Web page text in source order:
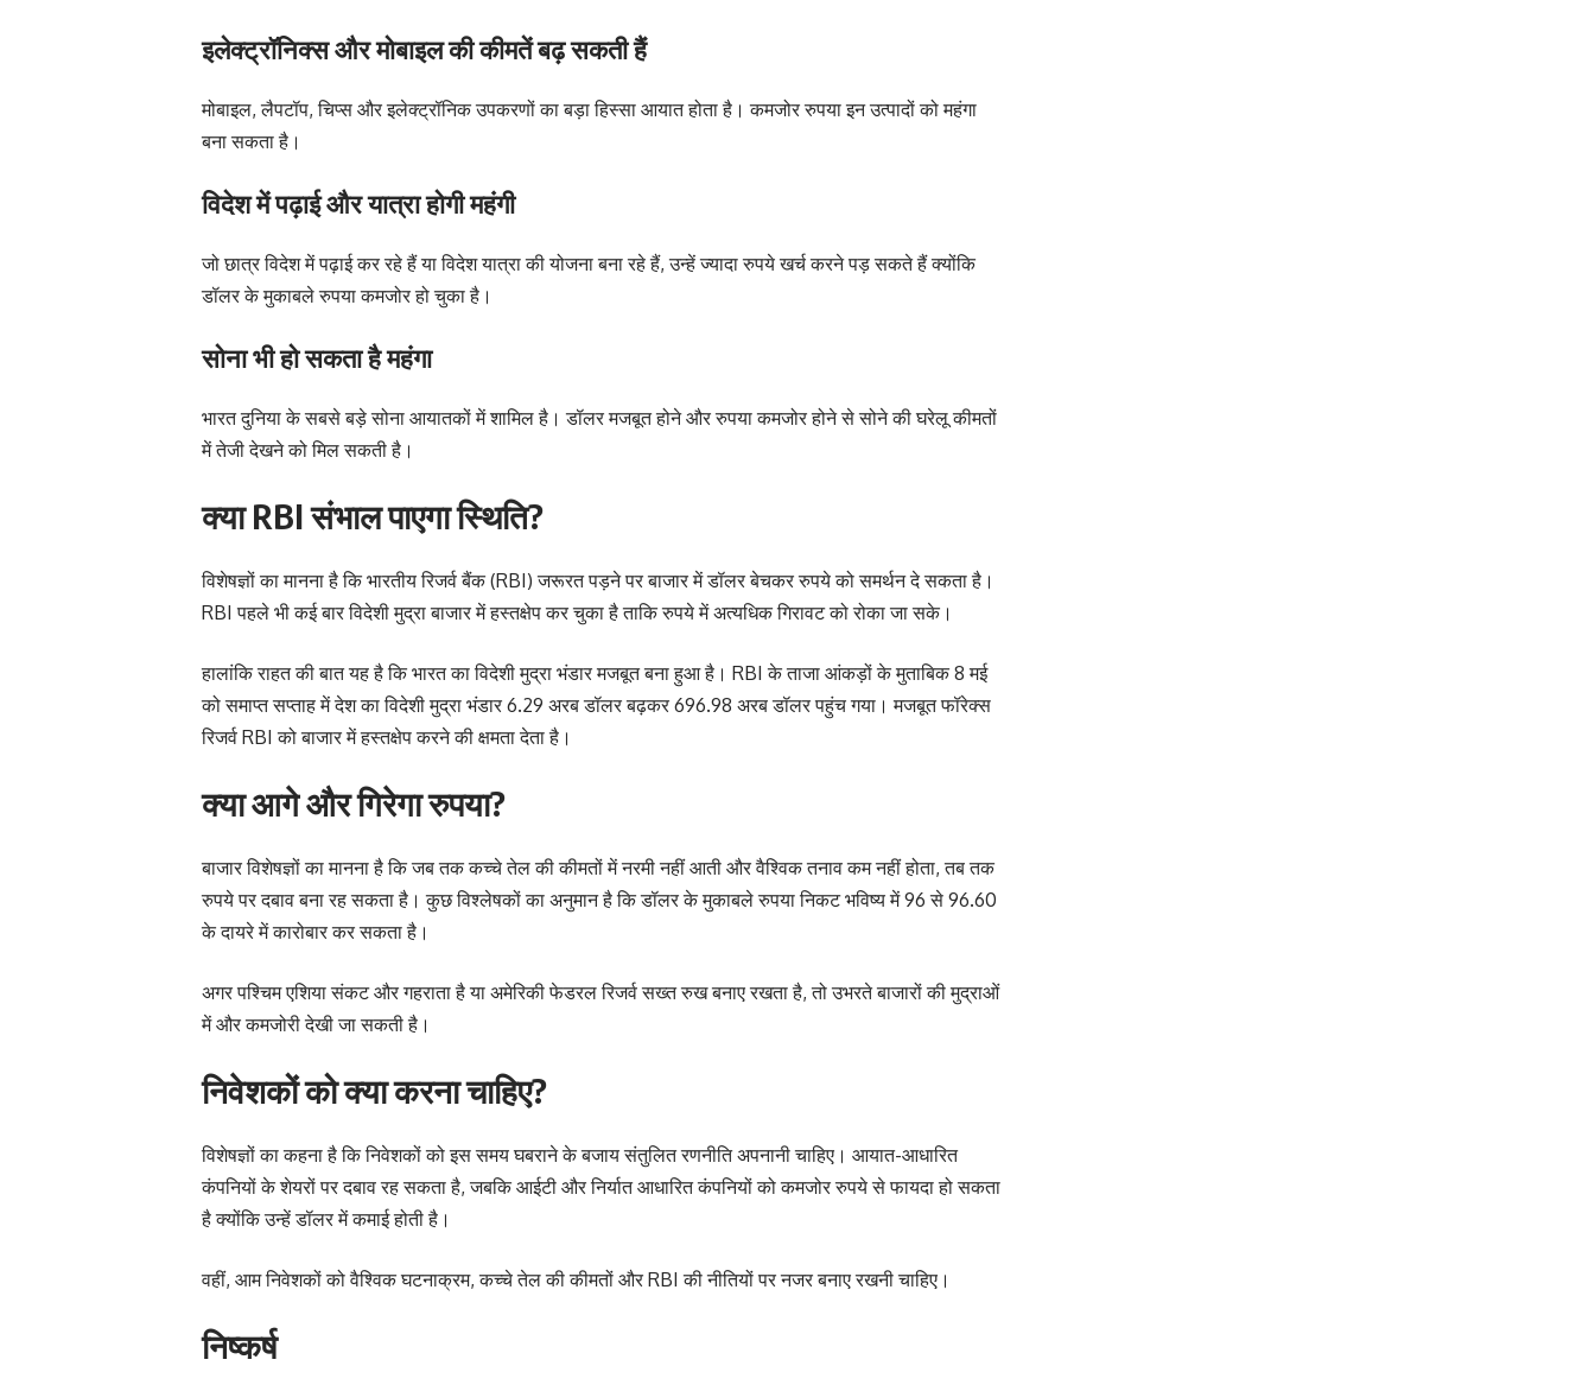
इलेक्ट्रॉनिक्स और मोबाइल की कीमतें बढ़ सकती हैं
मोबाइल, लैपटॉप, चिप्स और इलेक्ट्रॉनिक उपकरणों का बड़ा हिस्सा आयात होता है। कमजोर रुपया इन उत्पादों को महंगा
बना सकता है।
विदेश में पढ़ाई और यात्रा होगी महंगी
जो छात्र विदेश में पढ़ाई कर रहे हैं या विदेश यात्रा की योजना बना रहे हैं, उन्हें ज्यादा रुपये खर्च करने पड़ सकते हैं क्योंकि
डॉलर के मुकाबले रुपया कमजोर हो चुका है।
सोना भी हो सकता है महंगा
भारत दुनिया के सबसे बड़े सोना आयातकों में शामिल है। डॉलर मजबूत होने और रुपया कमजोर होने से सोने की घरेलू कीमतों
में तेजी देखने को मिल सकती है।
क्या RBI संभाल पाएगा स्थिति?
विशेषज्ञों का मानना है कि भारतीय रिजर्व बैंक (RBI) जरूरत पड़ने पर बाजार में डॉलर बेचकर रुपये को समर्थन दे सकता है।
RBI पहले भी कई बार विदेशी मुद्रा बाजार में हस्तक्षेप कर चुका है ताकि रुपये में अत्यधिक गिरावट को रोका जा सके।
हालांकि राहत की बात यह है कि भारत का विदेशी मुद्रा भंडार मजबूत बना हुआ है। RBI के ताजा आंकड़ों के मुताबिक 8 मई
को समाप्त सप्ताह में देश का विदेशी मुद्रा भंडार 6.29 अरब डॉलर बढ़कर 696.98 अरब डॉलर पहुंच गया। मजबूत फॉरेक्स
रिजर्व RBI को बाजार में हस्तक्षेप करने की क्षमता देता है।
क्या आगे और गिरेगा रुपया?
बाजार विशेषज्ञों का मानना है कि जब तक कच्चे तेल की कीमतों में नरमी नहीं आती और वैश्विक तनाव कम नहीं होता, तब तक
रुपये पर दबाव बना रह सकता है। कुछ विश्लेषकों का अनुमान है कि डॉलर के मुकाबले रुपया निकट भविष्य में 96 से 96.60
के दायरे में कारोबार कर सकता है।
अगर पश्चिम एशिया संकट और गहराता है या अमेरिकी फेडरल रिजर्व सख्त रुख बनाए रखता है, तो उभरते बाजारों की मुद्राओं
में और कमजोरी देखी जा सकती है।
निवेशकों को क्या करना चाहिए?
विशेषज्ञों का कहना है कि निवेशकों को इस समय घबराने के बजाय संतुलित रणनीति अपनानी चाहिए। आयात-आधारित
कंपनियों के शेयरों पर दबाव रह सकता है, जबकि आईटी और निर्यात आधारित कंपनियों को कमजोर रुपये से फायदा हो सकता
है क्योंकि उन्हें डॉलर में कमाई होती है।
वहीं, आम निवेशकों को वैश्विक घटनाक्रम, कच्चे तेल की कीमतों और RBI की नीतियों पर नजर बनाए रखनी चाहिए।
निष्कर्ष